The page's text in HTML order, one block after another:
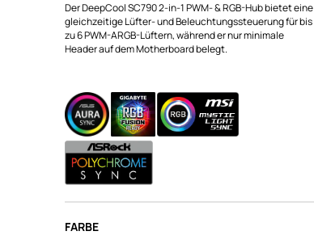
Der DeepCool SC790 2-in-1 PWM- & RGB-Hub bietet eine
gleichzeitige Lüfter- und Beleuchtungssteuerung für bis
zu 6 PWM-ARGB-Lüftern, während er nur minimale
Header auf dem Motherboard belegt.
FARBE